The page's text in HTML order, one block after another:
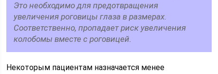
Это необходимо для предотвращения
увеличения роговицы глаза в размерах.
Соответственно, пропадает риск увеличения
колобомы вместе с роговицей.
Некоторым пациентам назначается менее